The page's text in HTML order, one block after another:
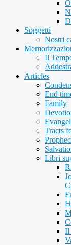
Soggetti
Nostri
Il
Articles
End
Family
Tracts
Libri
Il